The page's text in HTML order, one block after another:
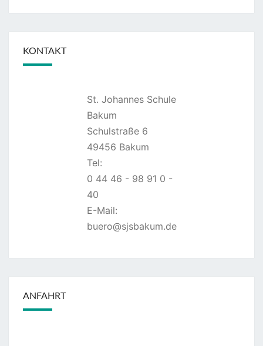
KONTAKT
St. Johannes Schule
Bakum
Schulstraße 6
49456 Bakum
Tel:
0 44 46 - 98 91 0 -
40
E-Mail:
buero@sjsbakum.de
ANFAHRT